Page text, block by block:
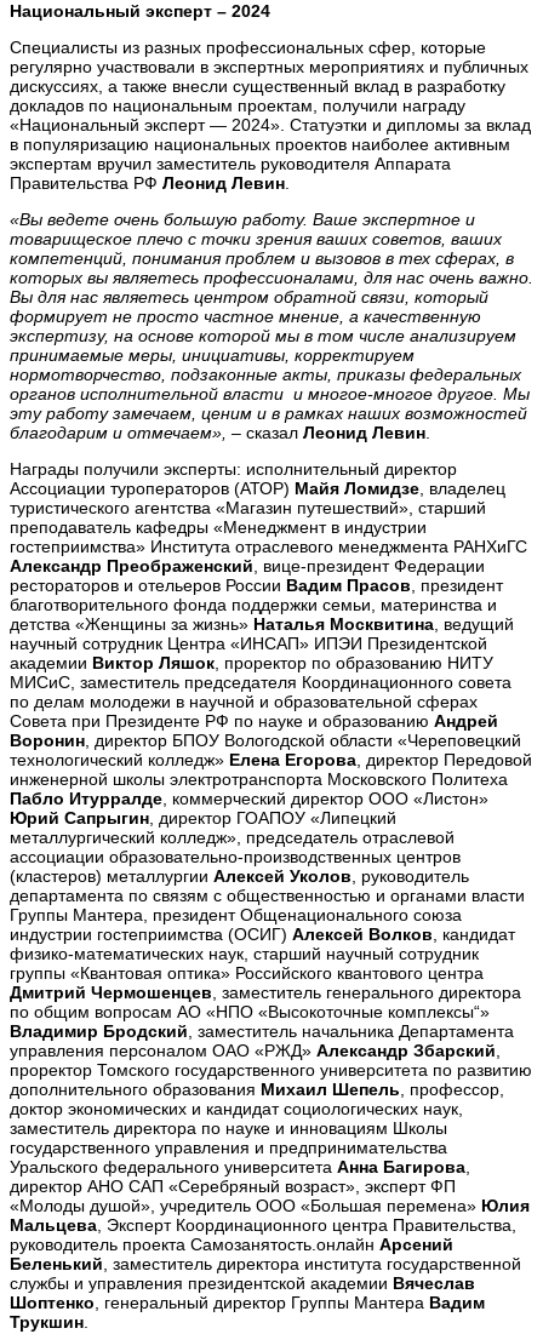
Национальный эксперт – 2024
Специалисты из разных профессиональных сфер, которые
регулярно участвовали в экспертных мероприятиях и публичных
дискуссиях, а также внесли существенный вклад в разработку
докладов по национальным проектам, получили награду
«Национальный эксперт — 2024». Статуэтки и дипломы за вклад
в популяризацию национальных проектов наиболее активным
экспертам вручил заместитель руководителя Аппарата
Правительства РФ Леонид Левин
«Вы ведете очень большую работу. Ваше экспертное и
товарищеское плечо с точки зрения ваших советов, ваших
компетенций, понимания проблем и вызовов в тех сферах, в
которых вы являетесь профессионалами, для нас очень важно.
Вы для нас являетесь центром обратной связи, который
формирует не просто частное мнение, а качественную
экспертизу, на основе которой мы в том числе анализируем
принимаемые меры, инициативы, корректируем
нормотворчество, подзаконные акты, приказы федеральных
органов исполнительной власти и многое-многое другое. Мы
эту работу замечаем, ценим и в рамках наших возможностей
благодарим и отмечаем», – сказал Леонид Левин
Награды получили эксперты: исполнительный директор
Ассоциации туроператоров (АТОР) Майя Ломидзе , владелец
туристического агентства «Магазин путешествий», старший
преподаватель кафедры «Менеджмент в индустрии
гостеприимства» Института отраслевого менеджмента РАНХиГС
Александр Преображенский , вице-президент Федерации
рестораторов и отельеров России Вадим Прасов , президент
благотворительного фонда поддержки семьи, материнства и
детства «Женщины за жизнь» Наталья Москвитина , ведущий
научный сотрудник Центра «ИНСАП» ИПЭИ Президентской
академии Виктор Ляшок , проректор по образованию НИТУ
МИСиС, заместитель председателя Координационного совета
по делам молодежи в научной и образовательной сферах
Совета при Президенте РФ по науке и образованию Андрей
Воронин , директор БПОУ Вологодской области «Череповецкий
технологический колледж» Елена Егорова , директор Передовой
инженерной школы электротранспорта Московского Политеха
Пабло Итурралде , коммерческий директор ООО «Листон»
Юрий Сапрыгин , директор ГОАПОУ «Липецкий
металлургический колледж», председатель отраслевой
ассоциации образовательно-производственных центров
(кластеров) металлургии Алексей Уколов , руководитель
департамента по связям с общественностью и органами власти
Группы Мантера, президент Общенационального союза
индустрии гостеприимства (ОСИГ) Алексей Волков , кандидат
физико-математических наук, старший научный сотрудник
группы «Квантовая оптика» Российского квантового центра
Дмитрий Чермошенцев , заместитель генерального директора
по общим вопросам АО «НПО «Высокоточные комплексы“»
Владимир Бродский , заместитель начальника Департамента
управления персоналом ОАО «РЖД» Александр Збарский
проректор Томского государственного университета по развитию
дополнительного образования Михаил Шепель , профессор,
доктор экономических и кандидат социологических наук,
заместитель директора по науке и инновациям Школы
государственного управления и предпринимательства
Уральского федерального университета Анна Багирова
директор АНО САП «Серебряный возраст», эксперт ФП
«Молоды душой», учредитель ООО «Большая перемена» Юлия
Мальцева , Эксперт Координационного центра Правительства,
руководитель проекта Самозанятость.онлайн Арсений
Беленький , заместитель директора института государственной
службы и управления президентской академии Вячеслав
Шоптенко , генеральный директор Группы Мантера Вадим
Трукшин